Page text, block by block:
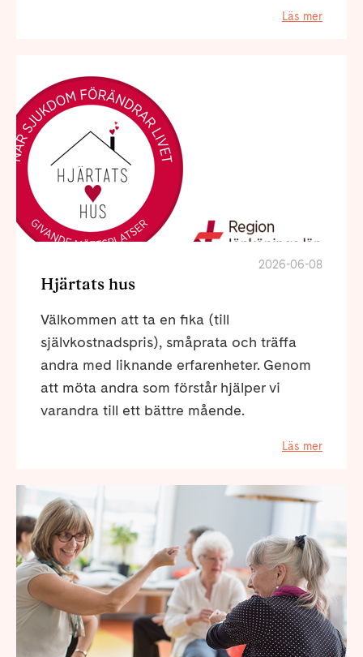
Läs mer
2026-06-08
Hjärtats hus
Välkommen att ta en fika (till
självkostnadspris), småprata och träffa
andra med liknande erfarenheter. Genom
att möta andra som förstår hjälper vi
varandra till ett bättre mående.
Läs mer